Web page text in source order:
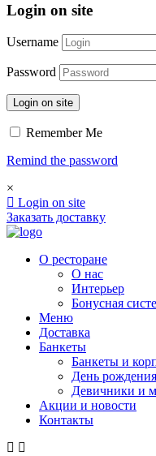
Login on site
Username
Password
Login on site
Remember Me
Remind the password
×
Login on site
Заказать доставку
О ресторане
О нас
Интерьер
Бонусная
Меню
Доставка
Банкеты
Банкеты и
День рождения
Девичники и
Акции и новости
Контакты